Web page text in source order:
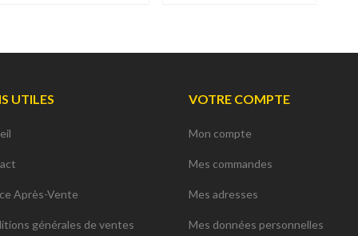
UTILES
Après-Vente
générales de ventes
VOTRE COMPTE
Mon compte
Mes commandes
Mes adresses
Mes données personnelles